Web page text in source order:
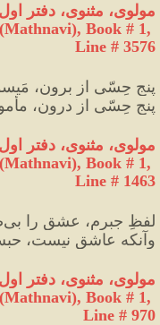
مولوی، مثنوی، دفتر اول،
Book # 1,
Line # 3576
پنج حِسّی از برون،
پنج حِسّی از درون،
مولوی، مثنوی، دفتر اول،
Book # 1,
Line # 1463
لفظِ جبرم، عشق را بی‌صبر کرد
وآنکه عاشق نیست،
مولوی، مثنوی، دفتر اول،
Book # 1,
Line # 970